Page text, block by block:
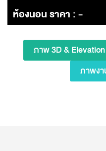
ห้องนอน ราคา : -
ภาพ 3D & Elevation
ภาพง